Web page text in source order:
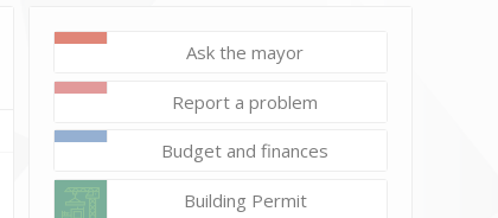
Општина
Ask the mayor
Report a problem
Budget and finances
Building Permit